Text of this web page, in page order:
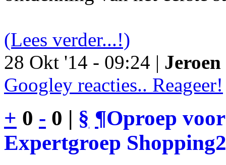
(Lees verder...!)
28 Okt '14 - 09:24 |
Googley reacties.. Reageer!
+ 0 - 0 | § ¶Oproep
Expertgroep